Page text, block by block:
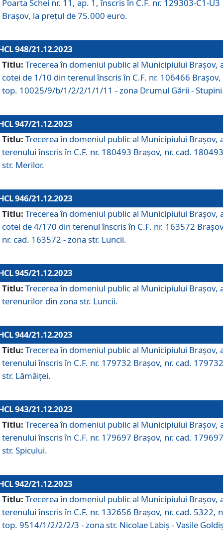
Poarta Schei nr. 11, ap. 1, înscris în C.F. nr. 129303-C1-U3
Brașov, la prețul de 75.000 euro.
948/21.12.2023
Titlu: Trecerea în domeniul public al Municipiului Braşov,
cotei de 1/10 din terenul înscris în C.F. nr. 106466 Brașov,
top. 10025/9/b/1/2/2/1/1/11 - zona Drumul Gării -
947/21.12.2023
Titlu: Trecerea în domeniul public al Municipiului Braşov,
terenului înscris în C.F. nr. 180493 Brașov, nr. cad.
str. Merilor.
946/21.12.2023
Titlu: Trecerea în domeniul public al Municipiului Braşov,
cotei de 4/170 din terenul înscris în C.F. nr. 163572
nr. cad. 163572 - zona str. Luncii.
945/21.12.2023
Titlu: Trecerea în domeniul public al Municipiului Braşov,
terenurilor din zona str. Luncii.
944/21.12.2023
Titlu: Trecerea în domeniul public al Municipiului Braşov,
terenului înscris în C.F. nr. 179732 Brașov, nr. cad.
str. Lămâiței.
943/21.12.2023
Titlu: Trecerea în domeniul public al Municipiului Braşov,
terenului înscris în C.F. nr. 179697 Brașov, nr. cad.
str. Spicului.
942/21.12.2023
Titlu: Trecerea în domeniul public al Municipiului Braşov,
terenului înscris în C.F. nr. 132656 Brașov, nr. cad. 5322,
top. 9514/1/2/2/2/3 - zona str. Nicolae Labiș - Vasile